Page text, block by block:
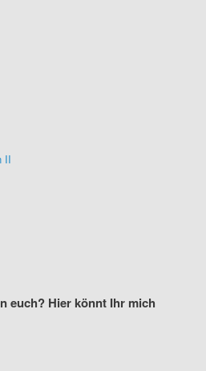
II
euch? Hier könnt Ihr mich